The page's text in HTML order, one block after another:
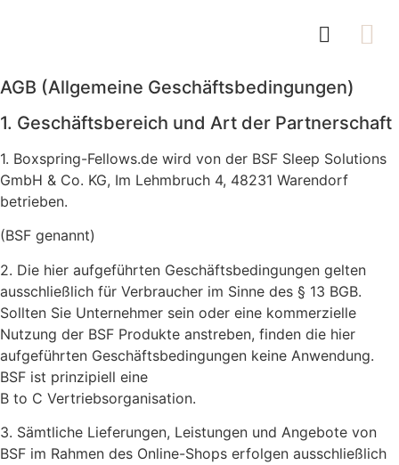
AGB (Allgemeine Geschäftsbedingungen)
1. Geschäftsbereich und Art der Partnerschaft
1. Boxspring-Fellows.de wird von der BSF Sleep Solutions
GmbH & Co. KG, Im Lehmbruch 4, 48231 Warendorf
betrieben.
(BSF genannt)
2. Die hier aufgeführten Geschäftsbedingungen gelten
ausschließlich für Verbraucher im Sinne des § 13 BGB.
Sollten Sie Unternehmer sein oder eine kommerzielle
Nutzung der BSF Produkte anstreben, finden die hier
aufgeführten Geschäftsbedingungen keine Anwendung.
BSF ist prinzipiell eine
B to C Vertriebsorganisation.
3. Sämtliche Lieferungen, Leistungen und Angebote von
BSF im Rahmen des Online-Shops erfolgen ausschließlich